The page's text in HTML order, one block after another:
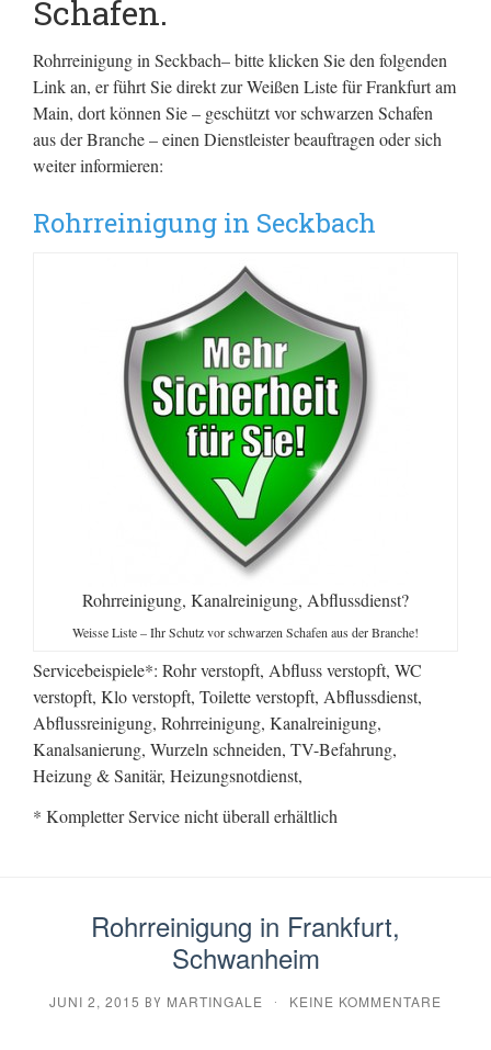
Schafen.
Rohrreinigung in Seckbach– bitte klicken Sie den folgenden
Link an, er führt Sie direkt zur Weißen Liste für Frankfurt am
Main, dort können Sie – geschützt vor schwarzen Schafen
aus der Branche – einen Dienstleister beauftragen oder sich
weiter informieren:
Rohrreinigung in Seckbach
Rohrreinigung, Kanalreinigung, Abflussdienst?
Weisse Liste – Ihr Schutz vor schwarzen Schafen aus der Branche!
Servicebeispiele*: Rohr verstopft, Abfluss verstopft, WC
verstopft, Klo verstopft, Toilette verstopft, Abflussdienst,
Abflussreinigung, Rohrreinigung, Kanalreinigung,
Kanalsanierung, Wurzeln schneiden, TV-Befahrung,
Heizung & Sanitär, Heizungsnotdienst,
* Kompletter Service nicht überall erhältlich
Rohrreinigung in Frankfurt,
Schwanheim
JUNI 2, 2015 BY MARTINGALE · KEINE KOMMENTARE